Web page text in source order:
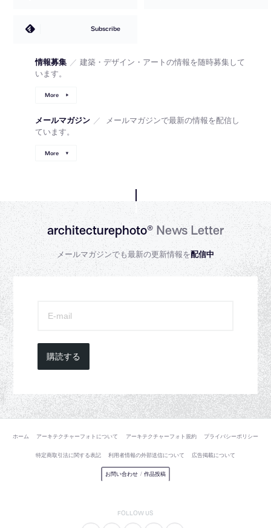
Subscribe
情報募集 ／ 建築・デザイン・アートの情報を随時募集して
います。
More
メールマガジン ／
メールマガジンで最新の情報を配信し
ています。
More
architecturephoto®News Letter
メールマガジンでも最新の更新情報を配信中
購読する
ホーム アーキテクチャーフォトについて アーキテクチャーフォト規約 プライバシーポリシー
特定商取引法に関する表記 利用者情報の外部送信について 広告掲載について
お問い合わせ / 作品投稿